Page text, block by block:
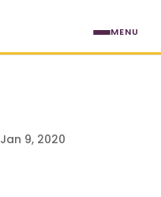
Jan 9, 2020
MENU